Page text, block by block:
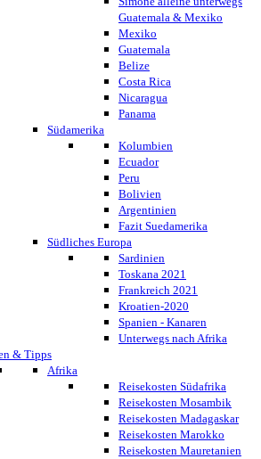
Guatemala & Mexiko
Mexiko
Guatemala
Belize
Costa Rica
Nicaragua
Panama
Südamerika
Kolumbien
Ecuador
Peru
Bolivien
Argentinien
Fazit Suedamerika
Südliches Europa
Sardinien
Toskana 2021
Frankreich 2021
Kroatien-2020
Spanien - Kanaren
Unterwegs nach Afrika
& Tipps
Afrika
Reisekosten Südafrika
Reisekosten Mosambik
Reisekosten Madagaskar
Reisekosten Marokko
Reisekosten Mauretanien